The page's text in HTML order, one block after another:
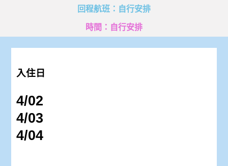
回程航班：自行安排
時間：自行安排
入住日
4/02
4/03
4/04